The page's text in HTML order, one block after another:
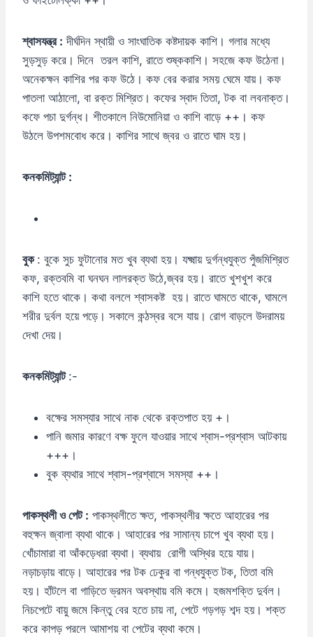
শ্বাসযন্ত্র : দীর্ঘদিন স্থায়ী ও সাংঘাতিক কষ্টদায়ক কাশি। গলার মধ্যে
সুড়সুড় করে। দিনে তরল কাশি, রাতে শুষ্ককাশি। সহজে কফ উঠেনা।
অনেকক্ষন কাশির পর কফ উঠে। কফ বের করার সময় ঘেমে যায়। কফ
পাতলা আঠালো, বা রক্ত মিশ্রিত। কফের স্বাদ তিতা, টক বা লবনাক্ত।
কফে পচা দুর্গন্ধ। শীতকালে নিউমোনিয়া ও কাশি বাড়ে ++। কফ
উঠলে উপশমবোধ করে। কাশির সাথে জ্বর ও রাতে ঘাম হয়।
কনকমিট্যান্ট :
বুক : বুকে সুচ ফুটানোর মত খুব ব্যথা হয়। যক্ষ্মায় দুর্গন্ধযুক্ত পুঁজমিশ্রিত
কফ, রক্তবমি বা ঘনঘন লালরক্ত উঠে,জ্বর হয়। রাতে খুশখুশ করে
কাশি হতে থাকে। কথা বললে শ্বাসকষ্ট হয়। রাতে ঘামতে থাকে, ঘামলে
শরীর দুর্বল হয়ে পড়ে। সকালে কন্ঠস্বর বসে যায়। রোগ বাড়লে উদরাময়
দেখা দেয়।
কনকমিট্যান্ট :-
বক্ষের সমস্যার সাথে নাক থেকে রক্তপাত হয় +।
পানি জমার কারণে বক্ষ ফুলে যাওয়ার সাথে শ্বাস-প্রশ্বাস আটকায়
+++।
বুক ব্যথার সাথে শ্বাস-প্রশ্বাসে সমস্যা ++।
পাকস্থলীওপেট : পাকস্থলীতে ক্ষত, পাকস্থলীর ক্ষতে আহারের পর
বহুক্ষন জ্বালা ব্যথা থাকে। আহারের পর সামান্য চাপে খুব ব্যথা হয়।
খোঁচামারা বা আঁকড়েধরা ব্যথা। ব্যথায় রোগী অস্থির হয়ে যায়।
নড়াচড়ায় বাড়ে। আহারের পর টক ঢেকুর বা গন্ধযুক্ত টক, তিতা বমি
হয়। হাঁটলে বা গাড়িতে ভ্রমন অবস্থায় বমি কমে। হজমশক্তি দুর্বল।
নিচপেটে বায়ু জমে কিন্তু বের হতে চায় না, পেটে গড়গড় শব্দ হয়। শক্ত
করে কাপড় পরলে আমাশয় বা পেটের ব্যথা কমে।